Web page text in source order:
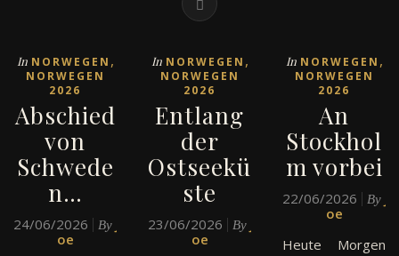
In NORWEGEN ,
NORWEGEN
2026
Abschied
von
Schwede
n…
24/06/2026 By
oe
In NORWEGEN ,
NORWEGEN
2026
Entlang
der
Ostseekü
ste
23/06/2026 By
oe
In NORWEGEN ,
NORWEGEN
2026
An
Stockhol
m vorbei
22/06/2026 By
oe
Heute Morgen